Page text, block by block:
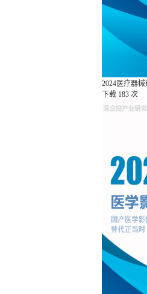
2024医疗器
下载 183 次